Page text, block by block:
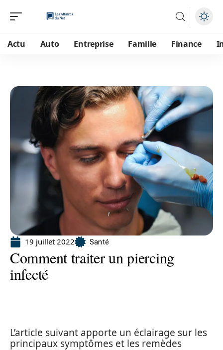
Actu Auto Entreprise Famille Finance
19 juillet 2022 Santé
Comment traiter un piercing
infecté
L’article suivant apporte un éclairage sur les
principaux symptômes et les remèdes